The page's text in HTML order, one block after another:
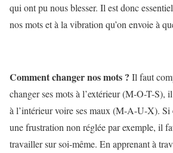
qui ont pu nous blesser. Il est donc
nos mots et à la vibration qu’on envoie à
Comment changer nos mots ? Il faut
changer ses mots à l’extérieur (M-O-T-S),
à l’intérieur voire ses maux (M-A-U-X). Si
une frustration non réglée par exemple, il
travailler sur soi-même. En apprenant à